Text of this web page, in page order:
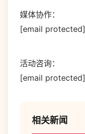
媒体协作：
[email protected]
活动咨询：
[email protected]
相关新闻